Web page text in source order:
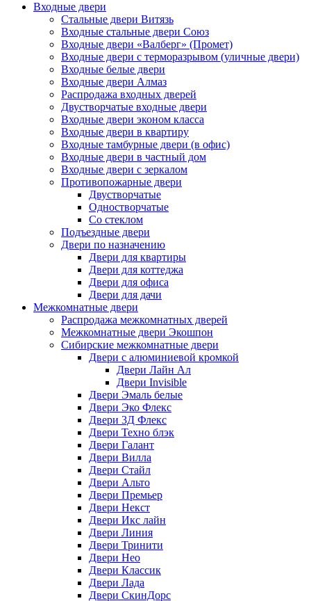
Входные двери
Стальные двери Витязь
Входные стальные двери Союз
Входные двери «Валберг» (Промет)
Входные двери с терморазрывом (уличные двери)
Входные белые двери
Входные двери Алмаз
Распродажа входных дверей
Двустворчатые входные двери
Входные двери эконом класса
Входные двери в квартиру
Входные тамбурные двери (в офис)
Входные двери в частный дом
Входные двери с зеркалом
Противопожарные двери
Двустворчатые
Одностворчатые
Со стеклом
Подъездные двери
Двери по назначению
Двери для квартиры
Двери для коттеджа
Двери для офиса
Двери для дачи
Межкомнатные двери
Распродажа межкомнатных дверей
Межкомнатные двери Экошпон
Сибирские межкомнатные двери
Двери с алюминиевой кромкой
Двери Лайн Ал
Двери Invisible
Двери Эмаль белые
Двери Эко Флекс
Двери 3Д Флекс
Двери Техно блэк
Двери Галант
Двери Вилла
Двери Стайл
Двери Альто
Двери Премьер
Двери Некст
Двери Икс лайн
Двери Линия
Двери Тринити
Двери Нео
Двери Классик
Двери Лада
Двери СкинДорс